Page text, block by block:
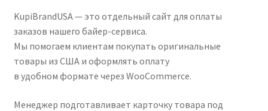
KupiBrandUSA — это отдельный сайт для оплаты
заказов нашего байер-сервиса.
Мы помогаем клиентам покупать оригинальные
товары из США и оформлять оплату
в удобном формате через WooCommerce.
Менеджер подготавливает карточку товара под